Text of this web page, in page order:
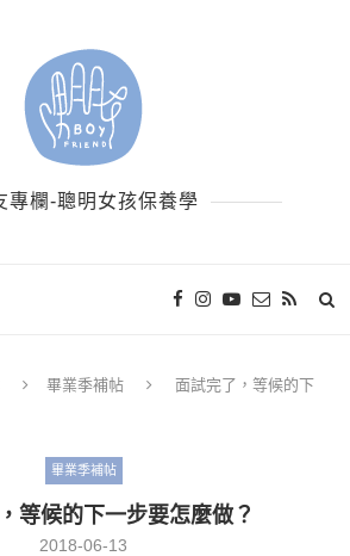
專欄-聰明女孩保養學
畢業季補帖
面試完了，等候的下
畢業季補帖
等候的下一步要怎麼做？
2018-06-13